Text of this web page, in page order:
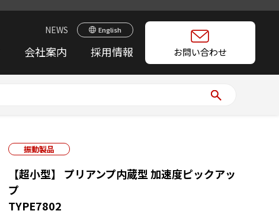
NEWS English
会社案内 採用情報 お問い合わせ
振動製品
【超小型】 プリアンプ内蔵型 加速度ピックアッ
プ
TYPE7802